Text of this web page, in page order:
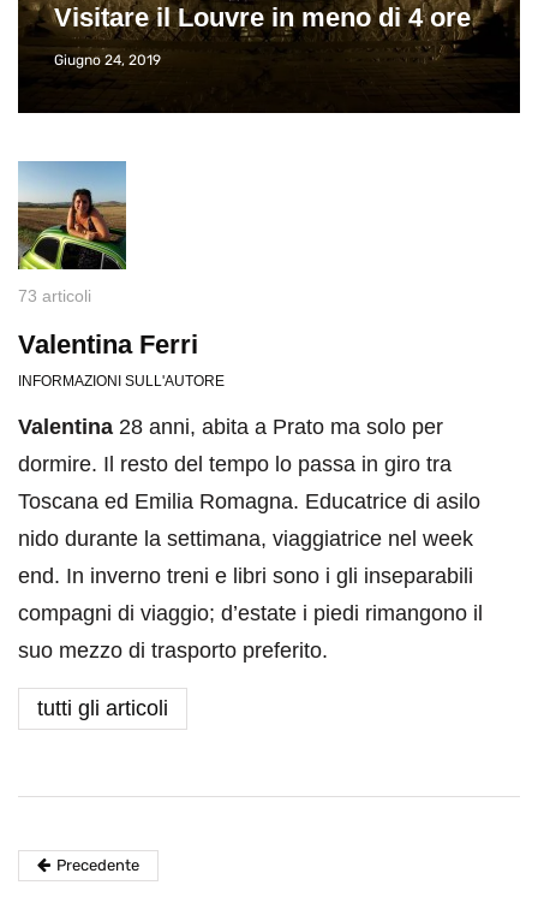
Visitare il Louvre in meno di 4 ore
Giugno 24, 2019
73 articoli
Valentina Ferri
INFORMAZIONI SULL'AUTORE
Valentina 28 anni, abita a Prato ma solo per
dormire. Il resto del tempo lo passa in giro tra
Toscana ed Emilia Romagna. Educatrice di asilo
nido durante la settimana, viaggiatrice nel week
end. In inverno treni e libri sono i gli inseparabili
compagni di viaggio; d’estate i piedi rimangono il
suo mezzo di trasporto preferito.
tutti gli articoli
Precedente